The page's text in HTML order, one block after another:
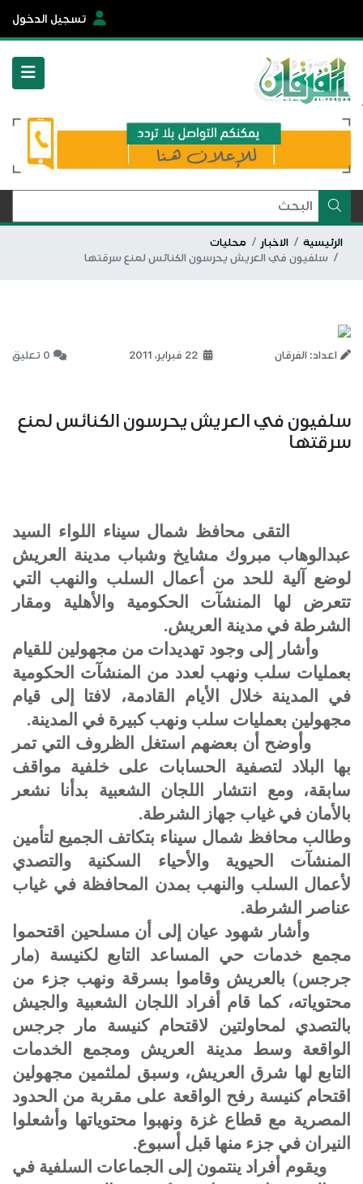
تسجيل الدخول
الرئيسية الاخبار
محليات
سلفيون في العريش يحرسون الكنائس لمنع سرقتها
اعداد: الفرقان 0 تعليق
سلفيون في العريش يحرسون الكنائس لمنع
سرقتها
التقى محافظ شمال سيناء اللواء السيد
عبدالوهاب مبروك مشايخ وشباب مدينة العريش
لوضع آلية للحد من أعمال السلب والنهب التي
تتعرض لها المنشآت الحكومية والأهلية ومقار
الشرطة في مدينة العريش.
وأشار إلى وجود تهديدات من مجهولين للقيام
بعمليات سلب ونهب لعدد من المنشآت الحكومية
في المدينة خلال الأيام القادمة، لافتا إلى قيام
مجهولين بعمليات سلب ونهب كبيرة في المدينة.
وأوضح أن بعضهم استغل الظروف التي تمر
بها البلاد لتصفية الحسابات على خلفية مواقف
سابقة، ومع انتشار اللجان الشعبية بدأنا نشعر
بالأمان في غياب جهاز الشرطة.
وطالب محافظ شمال سيناء بتكاتف الجميع لتأمين
المنشآت الحيوية والأحياء السكنية والتصدي
لأعمال السلب والنهب بمدن المحافظة في غياب
عناصر الشرطة.
وأشار شهود عيان إلى أن مسلحين اقتحموا
مجمع خدمات حي المساعد التابع لكنيسة (مار
جرجس) بالعريش وقاموا بسرقة ونهب جزء من
محتوياته، كما قام أفراد اللجان الشعبية والجيش
بالتصدي لمحاولتين لاقتحام كنيسة مار جرجس
الواقعة وسط مدينة العريش ومجمع الخدمات
التابع لها شرق العريش، وسبق لملثمين مجهولين
اقتحام كنيسة رفح الواقعة على مقربة من الحدود
المصرية مع قطاع غزة ونهبوا محتوياتها وأشعلوا
النيران في جزء منها قبل أسبوع.
ويقوم أفراد ينتمون إلى الجماعات السلفية في